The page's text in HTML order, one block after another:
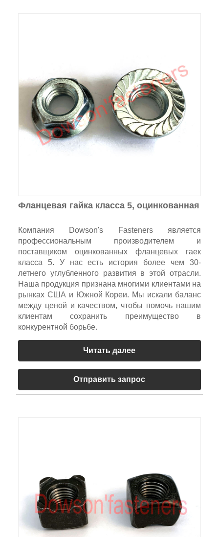
Фланцевая гайка класса 5, оцинкованная
Компания Dowson's Fasteners является
профессиональным производителем и
поставщиком оцинкованных фланцевых гаек
класса 5. У нас есть история более чем 30-
летнего углубленного развития в этой отрасли.
Наша продукция признана многими клиентами на
рынках США и Южной Кореи. Мы искали баланс
между ценой и качеством, чтобы помочь нашим
клиентам сохранить преимущество в
конкурентной борьбе.
Читать далее
Отправить запрос